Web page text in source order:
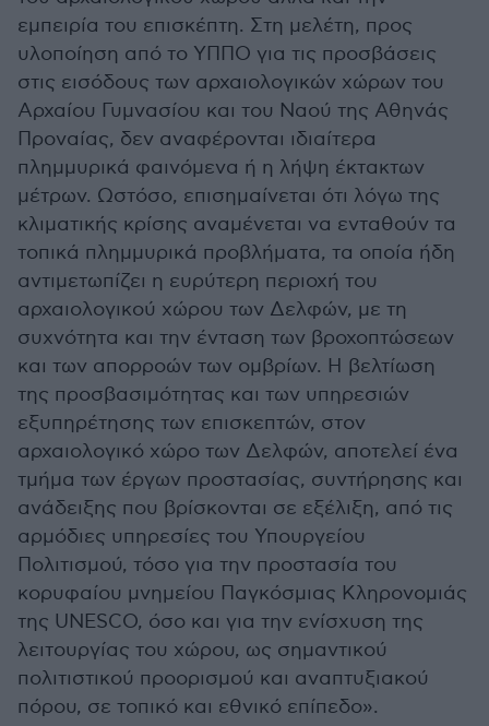
εμπειρία του επισκέπτη. Στη μελέτη, προς
υλοποίηση από το ΥΠΠΟ για τις προσβάσεις
στις εισόδους των αρχαιολογικών χώρων του
Αρχαίου Γυμνασίου και του Ναού της Αθηνάς
Προναίας, δεν αναφέρονται ιδιαίτερα
πλημμυρικά φαινόμενα ή η λήψη έκτακτων
μέτρων. Ωστόσο, επισημαίνεται ότι λόγω της
κλιματικής κρίσης αναμένεται να ενταθούν τα
τοπικά πλημμυρικά προβλήματα, τα οποία ήδη
αντιμετωπίζει η ευρύτερη περιοχή του
αρχαιολογικού χώρου των Δελφών, με τη
συχνότητα και την ένταση των βροχοπτώσεων
και των απορροών των ομβρίων. Η βελτίωση
της προσβασιμότητας και των υπηρεσιών
εξυπηρέτησης των επισκεπτών, στον
αρχαιολογικό χώρο των Δελφών, αποτελεί ένα
τμήμα των έργων προστασίας, συντήρησης και
ανάδειξης που βρίσκονται σε εξέλιξη, από τις
αρμόδιες υπηρεσίες του Υπουργείου
Πολιτισμού, τόσο για την προστασία του
κορυφαίου μνημείου Παγκόσμιας Κληρονομιάς
της UNESCO, όσο και για την ενίσχυση της
λειτουργίας του χώρου, ως σημαντικού
πολιτιστικού προορισμού και αναπτυξιακού
πόρου, σε τοπικό και εθνικό επίπεδο».